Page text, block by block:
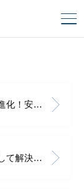
【老朽機もここまで進化！安全性・清潔性を追求した更新事例】MarkⅢβ
【異常振動を可視化して解決！遠心分離機の稼働安定化事例】MARKⅢβ